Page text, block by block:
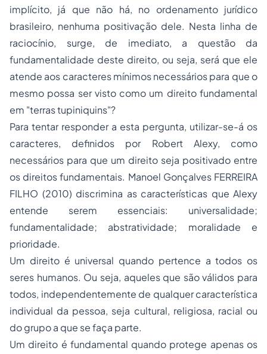
implícito, já que não há, no ordenamento jurídico
brasileiro, nenhuma positivação dele. Nesta linha de
raciocínio, surge, de imediato, a questão da
fundamentalidade deste direito, ou seja, será que ele
atende aos caracteres mínimos necessários para que o
mesmo possa ser visto como um direito fundamental
em "terras tupiniquins"?
Para tentar responder a esta pergunta, utilizar-se-á os
caracteres, definidos por Robert Alexy, como
necessários para que um direito seja positivado entre
os direitos fundamentais. Manoel Gonçalves FERREIRA
FILHO (2010) discrimina as características que Alexy
entende serem essenciais: universalidade;
fundamentalidade; abstratividade; moralidade e
prioridade.
Um direito é universal quando pertence a todos os
seres humanos. Ou seja, aqueles que são válidos para
todos, independentemente de qualquer característica
individual da pessoa, seja cultural, religiosa, racial ou
do grupo a que se faça parte.
Um direito é fundamental quando protege apenas os